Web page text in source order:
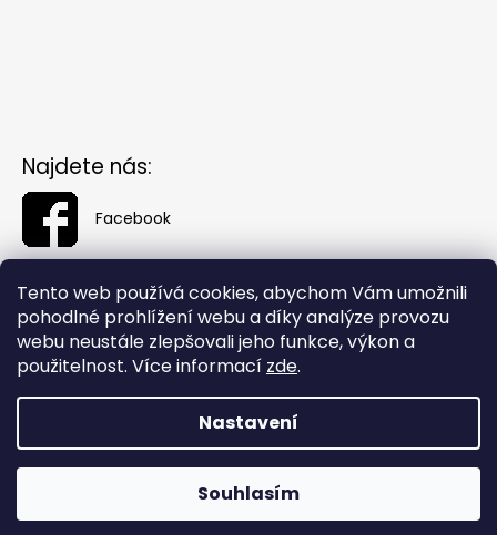
Tento web používá cookies, abychom Vám umožnili
pohodlné prohlížení webu a díky analýze provozu
webu neustále zlepšovali jeho funkce, výkon a
použitelnost. Více informací zde.
Nastavení
Souhlasím
Najdete nás:
Facebook
Fashionin.cz. Všechna práva vyhrazena.